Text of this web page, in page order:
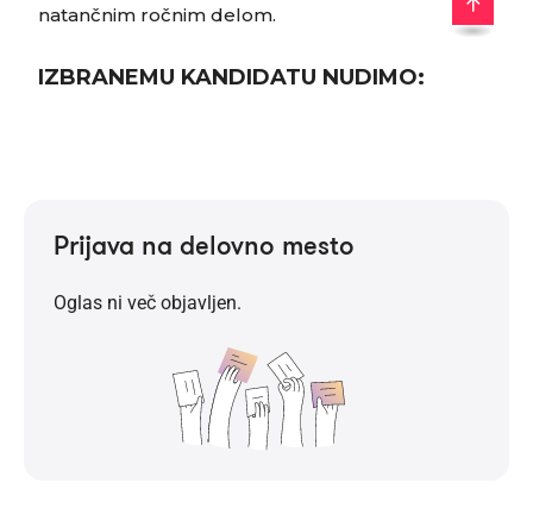
Prijava na delovno mesto
Oglas ni več objavljen.